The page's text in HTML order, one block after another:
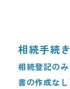
相続手続
相続登記の
書の作成なし